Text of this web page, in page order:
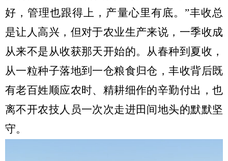
好，管理也跟得上，产量心里有底。”丰收总
是让人高兴，但对于农业生产来说，一季收成
从来不是从收获那天开始的。从春种到夏收，
从一粒种子落地到一仓粮食归仓，丰收背后既
有老百姓顺应农时、精耕细作的辛勤付出，也
离不开农技人员一次次走进田间地头的默默坚
守。